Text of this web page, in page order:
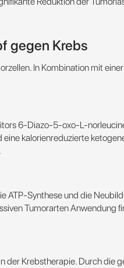
gegen Krebs
In Kombination mit
6-Diazo-5-oxo-L-
kalorienreduzierte
ATP-Synthese und die
Tumorarten Anwendung
der Krebstherapie. Durch die